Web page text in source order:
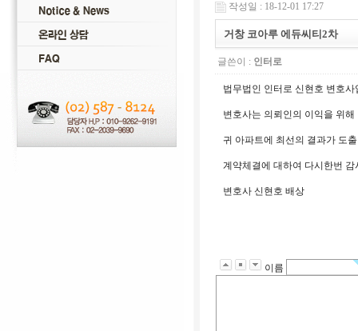
작성일 : 18-12-01 17:27
거창 코아루 에듀씨티2차
글쓴이 : 인터로
법무법인 인터로 신현호 변호사
변호사는 의뢰인의 이익을 위
귀 아파트에 최선의 결과가 도
계약체결에 대하여 다시한번 감
변호사 신현호 배상
이름